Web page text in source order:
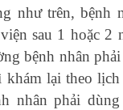
như trên, bệnh
sau 1 hoặc 2
bệnh nhân
lại theo
nhân phải dùng